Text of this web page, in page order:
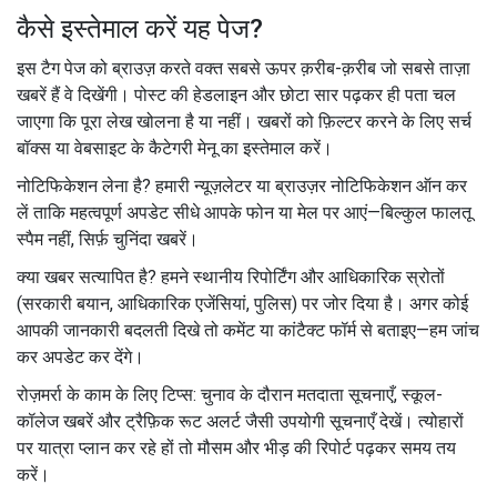
कैसे इस्तेमाल करें यह पेज?
इस टैग पेज को ब्राउज़ करते वक्त सबसे ऊपर क़रीब-क़रीब जो सबसे ताज़ा
खबरें हैं वे दिखेंगी। पोस्ट की हेडलाइन और छोटा सार पढ़कर ही पता चल
जाएगा कि पूरा लेख खोलना है या नहीं। खबरों को फ़िल्टर करने के लिए सर्च
बॉक्स या वेबसाइट के कैटेगरी मेनू का इस्तेमाल करें।
नोटिफिकेशन लेना है? हमारी न्यूज़लेटर या ब्राउज़र नोटिफिकेशन ऑन कर
लें ताकि महत्वपूर्ण अपडेट सीधे आपके फोन या मेल पर आएं—बिल्कुल फालतू
स्पैम नहीं, सिर्फ़ चुनिंदा खबरें।
क्या खबर सत्यापित है? हमने स्थानीय रिपोर्टिंग और आधिकारिक स्रोतों
(सरकारी बयान, आधिकारिक एजेंसियां, पुलिस) पर जोर दिया है। अगर कोई
आपकी जानकारी बदलती दिखे तो कमेंट या कांटैक्ट फॉर्म से बताइए—हम जांच
कर अपडेट कर देंगे।
रोज़मर्रा के काम के लिए टिप्स: चुनाव के दौरान मतदाता सूचनाएँ, स्कूल-
कॉलेज खबरें और ट्रैफ़िक रूट अलर्ट जैसी उपयोगी सूचनाएँ देखें। त्योहारों
पर यात्रा प्लान कर रहे हों तो मौसम और भीड़ की रिपोर्ट पढ़कर समय तय
करें।